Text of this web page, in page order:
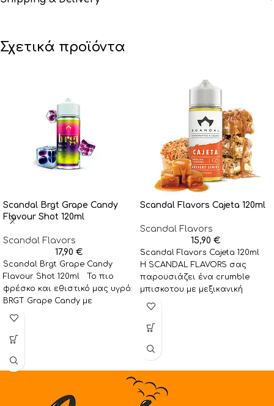
Σχετικά προϊόντα
Scandal Brgt Grape Candy
Flavour Shot 120ml
Scandal Flavors
17,90 €
Scandal Brgt Grape Candy
Flavour Shot 120ml Το πιο
φρέσκο και εθιστικό μας υγρό:
BRGT Grape Candy με
δροσιστική
Scandal Flavors Cajeta 120ml
Scandal Flavors
15,90 €
Scandal Flavors Cajeta 120ml
Η SCANDAL FLAVORS σας
παρουσιάζει ένα crumble
μπισκοτου με μεξικανική
καραμέλα cajeta.